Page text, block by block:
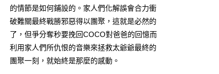
的情節是如何鋪設的。家人們化解誤會合力衝
破難關最終戰勝邪惡得以團聚，這就是必然的
了，但爭分奪秒要挽回COCO對爸爸的回憶而
利用家人們所仇恨的音樂來拯救太爺爺最終的
團聚一刻，就始終是那麼的感動。